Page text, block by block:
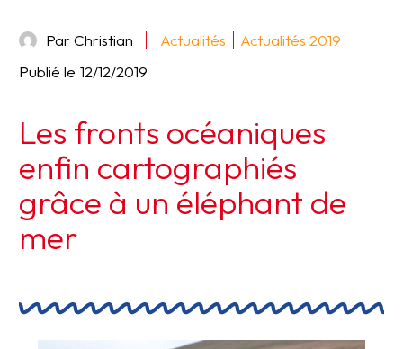
Par Christian Actualités
Actualités 2019
Publié le 12/12/2019
Les fronts océaniques
enfin cartographiés
grâce à un éléphant de
mer